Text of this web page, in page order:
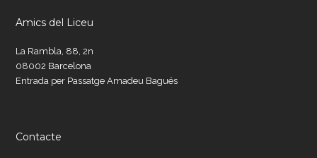
Amics del Liceu
La Rambla, 88, 2n
08002 Barcelona
Entrada per Passatge Amadeu Bagués
Contacte